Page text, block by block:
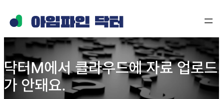
텐
츠
로
바
로
닥터M에서 클라우드에 자료 업로드
가 안돼요.